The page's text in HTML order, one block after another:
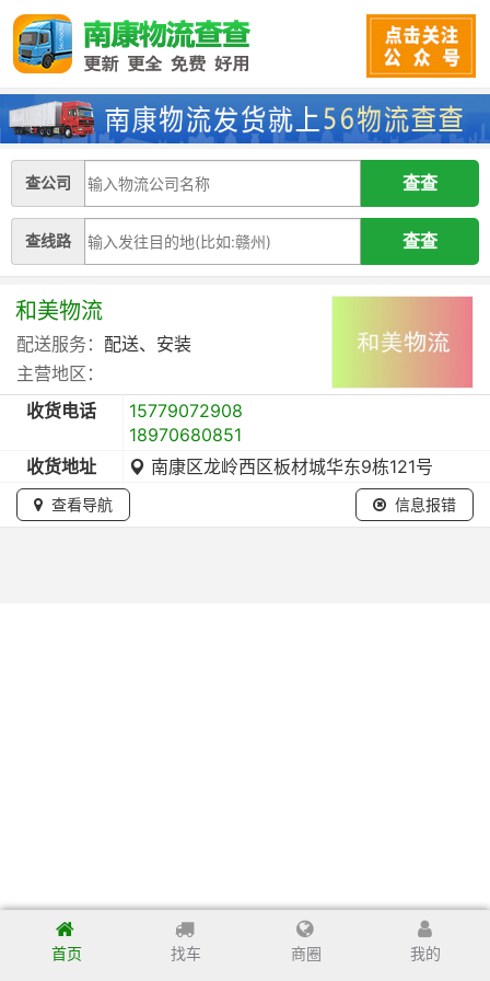
查公司
查线路
和美物流
配送服务： 配送、安装
主营地区：
收货电话
15779072908
18970680851
收货地址
南康区龙岭西区板材城华东9栋121号
查看导航 信息报错
首页 找车 商圈 我的